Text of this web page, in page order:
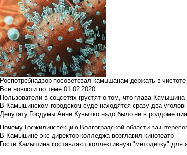
Роспотребнадзор посоветовал камышанам держать в
Все новости по теме 01.02.2020
Пользователи в соцсетях грустят о том, что глава
В Камышинском городском суде находятся сразу два
Депутату Госдумы Анне Кувычко надо было не в роддоме
Почему Госжилинспекцию Волгоградской области
В Камышине экс-директор колледжа возглавил кинотеатр
Гости Камышина составляют коллективную "методичку" для